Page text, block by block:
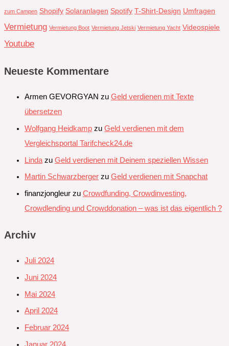
zum Campen Shopify Solaranlagen Spotify T-Shirt-Design Umfragen
Vermietung Vermietung Boot Vermietung Jetski Vermietung Yacht Videospiele
Youtube
Neueste Kommentare
Armen GEVORGYAN zu Geld verdienen mit Texte
übersetzen
Wolfgang Heidkamp zu Geld verdienen mit dem
Vergleichsportal Tarifcheck24.de
Linda zu Geld verdienen mit Deinem speziellen Wissen
Martin Schwarzberger zu Geld verdienen mit Snapchat‭
finanzjongleur zu Crowdfunding, Crowdinvesting,
Crowdlending und Crowddonation – was ist das eigentlich ?
Archiv
Juli 2024
Juni 2024
Mai 2024
April 2024
Februar 2024
Januar 2024